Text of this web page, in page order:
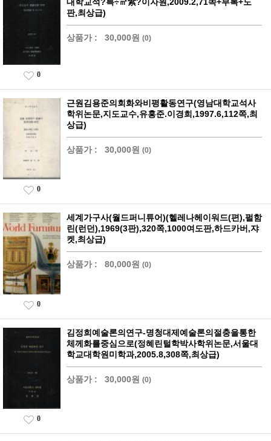
판,최상급)
상품가 : 30,000원 (0)
0
근원김용준의회화와비평활동연구(영남대학교석사
학위논문,지도교수,유홍준.이경희,1997.6,112쪽,최
상급)
상품가 : 30,000원 (0)
0
세계가구사(월드퍼니튜어)(헬레나헤이워드(편),펄함
린(런던),1969(3판),320쪽,1000여도판,하드카버,쟈
켓,최상급)
상품가 : 80,000원 (0)
0
김정희예술론의연구-명청대제예술론의절충을통한
체께화를중심으로(정혜린털학박사학위논문,서울대
학교대학원미학과,2005.8,308쪽,최상급)
상품가 : 30,000원 (0)
0